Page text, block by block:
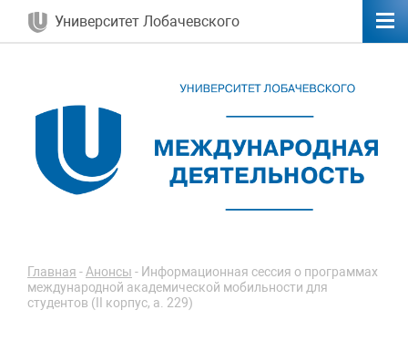
Университет Лобачевского
Главная -Анонсы - Информационная сессия о программах
международной академической мобильности для
студентов (II корпус, а. 229)